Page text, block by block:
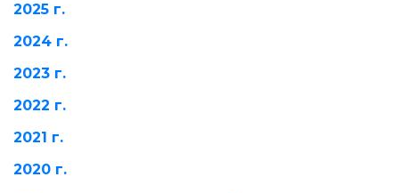
2025 г.
2024 г.
2023 г.
2022 г.
2021 г.
2020 г.